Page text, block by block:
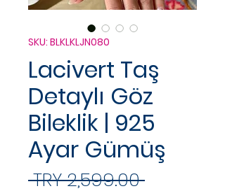
SKU: BLKLKLJN080
Lacivert Taş
Detaylı Göz
Bileklik | 925
Ayar Gümüş
TRY 2,599.00 Regular